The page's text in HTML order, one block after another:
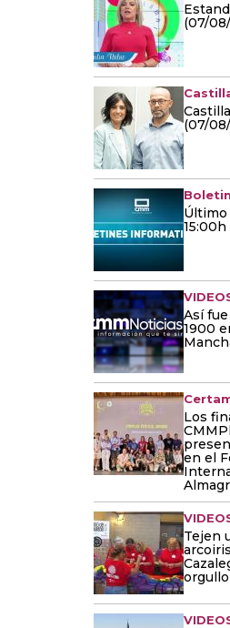
(07/
(07/
Así
1900
Los
en el
Tejen